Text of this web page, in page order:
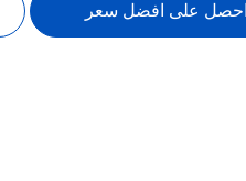
احصل على افضل سعر